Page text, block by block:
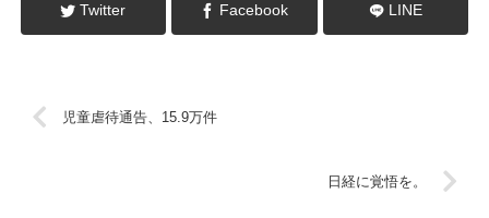
Twitter Facebook LINE
児童虐待通告、15.9万件
日経に覚悟を。